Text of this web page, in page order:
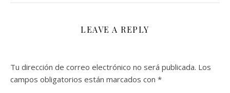
LEAVE A REPLY
Tu dirección de correo electrónico no será publicada. Los
campos obligatorios están marcados con *